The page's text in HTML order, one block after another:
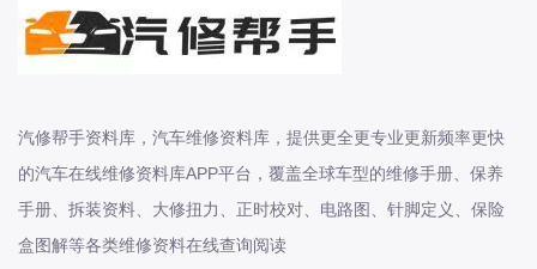
北汽绅宝
奔腾
奔驰
宝沃
宝马
宝骏
汽修帮手资料库，汽车维修资料库，提供更全更专业更新频率更快
的汽车在线维修资料库APP平台，覆盖全球车型的维修手册、保养
手册、拆装资料、大修扭力、正时校对、电路图、针脚定义、保险
盒图解等各类维修资料在线查询阅读